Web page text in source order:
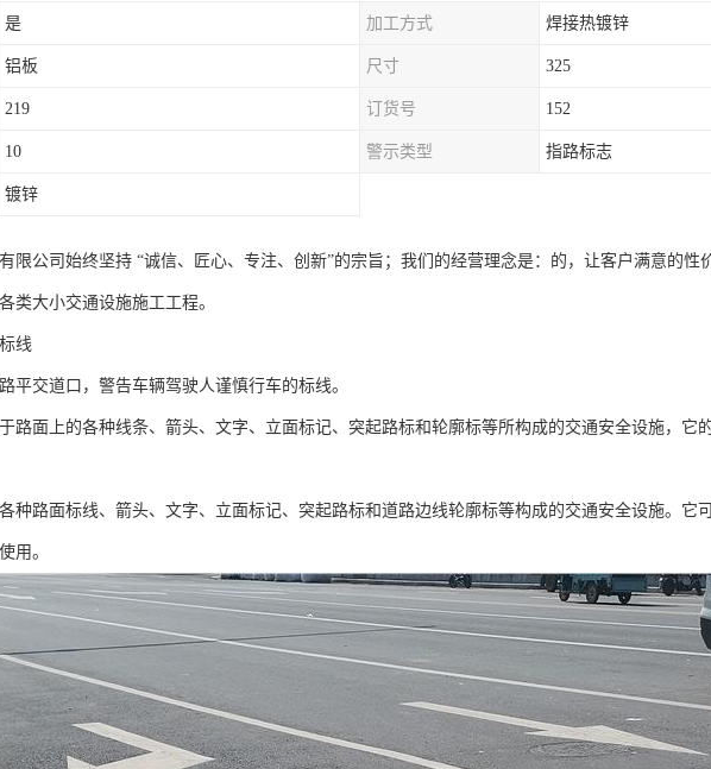
是 加工方式 焊接热镀锌
铝板 尺寸 325
219 订货号 152
10 警示类型 指路标志
镀锌
限公司始终坚持 “诚信、匠心、专注、创新”的宗旨；我们的经营理念是：的，让客户满意的性
类大小交通设施施工工程。
线
平交道口，警告车辆驾驶人谨慎行车的标线。
路面上的各种线条、箭头、文字、立面标记、突起路标和轮廓标等所构成的交通安全设施，它
种路面标线、箭头、文字、立面标记、突起路标和道路边线轮廓标等构成的交通安全设施。它
用。